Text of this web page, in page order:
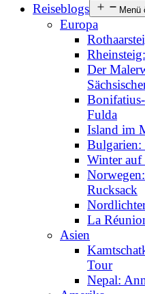
Reiseblogs
Menü
Europa
Der
Fulda
Island im
Bulgarien:
Winter
Rucksack
La
Asien
Tour
Nepal: